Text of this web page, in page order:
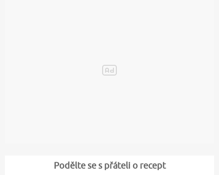
Podělte se s přáteli o recept